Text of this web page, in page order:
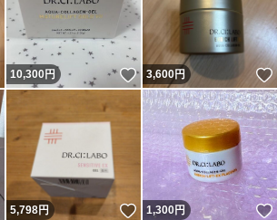
いいね！
10,300円 いいね！
3,600円
いいね！
5,798円 いいね！
1,300円